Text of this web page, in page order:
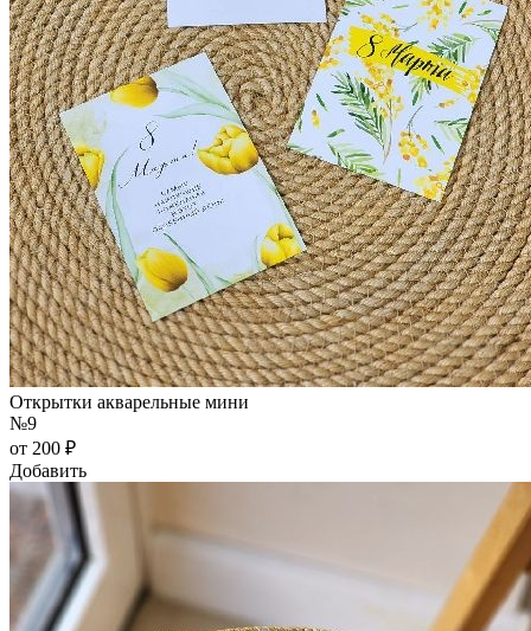
Открытки акварельные мини
№9
от 200 ₽
Добавить